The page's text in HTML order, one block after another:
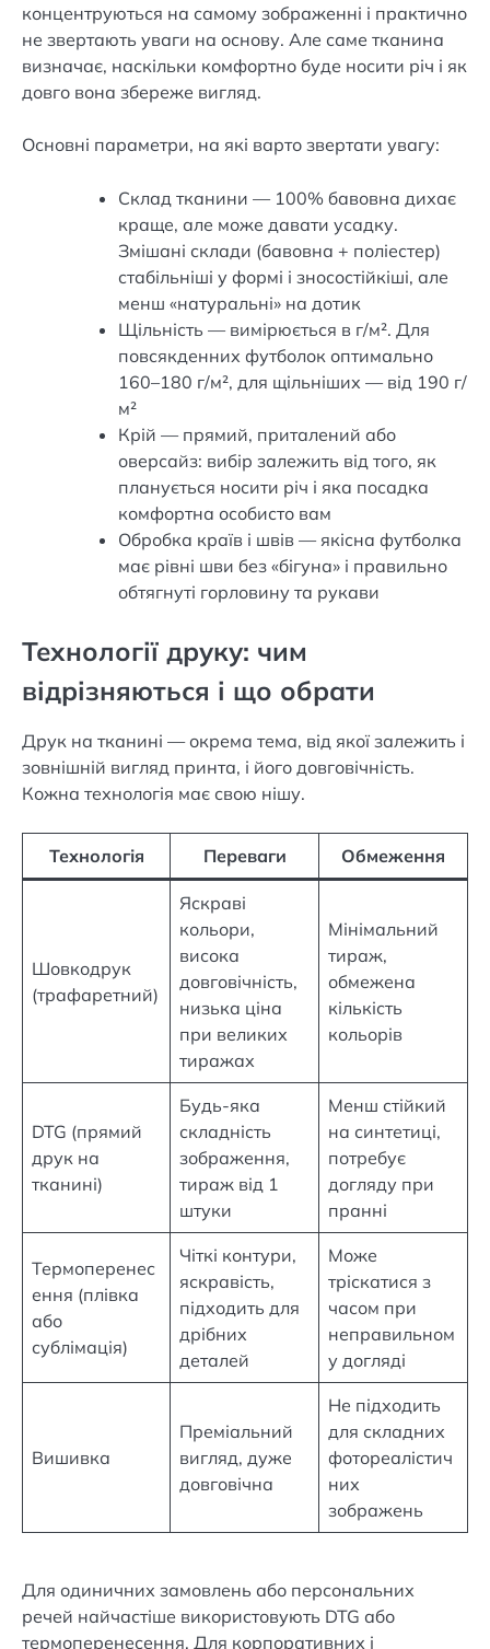
концентруються на самому зображенні і практично
не звертають уваги на основу. Але саме тканина
визначає, наскільки комфортно буде носити річ і як
довго вона збереже вигляд.
Основні параметри, на які варто звертати увагу:
Склад тканини — 100% бавовна дихає
краще, але може давати усадку.
Змішані склади (бавовна + поліестер)
стабільніші у формі і зносостійкіші, але
менш «натуральні» на дотик
Щільність — вимірюється в г/м². Для
повсякденних футболок оптимально
160–180 г/м², для щільніших — від 190 г/
м²
Крій — прямий, приталений або
оверсайз: вибір залежить від того, як
планується носити річ і яка посадка
комфортна особисто вам
Обробка країв і швів — якісна футболка
має рівні шви без «бігуна» і правильно
обтягнуті горловину та рукави
Технології друку: чим
відрізняються і що обрати
Друк на тканині — окрема тема, від якої залежить і
зовнішній вигляд принта, і його довговічність.
Кожна технологія має свою нішу.
Технологія Переваги Обмеження
Шовкодрук
(трафаретний)
Яскраві
кольори,
висока
довговічність,
низька ціна
при великих
тиражах
Мінімальний
тираж,
обмежена
кількість
кольорів
DTG (прямий
друк на
тканині)
Будь-яка
складність
зображення,
тираж від 1
штуки
Менш стійкий
на синтетиці,
потребує
догляду при
пранні
Термоперенес
ення (плівка
або
сублімація)
Чіткі контури,
яскравість,
підходить для
дрібних
деталей
Може
тріскатися з
часом при
неправильном
у догляді
Вишивка
Преміальний
вигляд, дуже
довговічна
Не підходить
для складних
фотореалістич
них
зображень
Для одиничних замовлень або персональних
речей найчастіше використовують DTG або
термоперенесення. Для корпоративних і